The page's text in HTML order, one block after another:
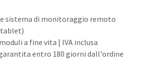
sistema di monitoraggio remoto
a fine vita | IVA inclusa
entro 180 giorni dall'ordine